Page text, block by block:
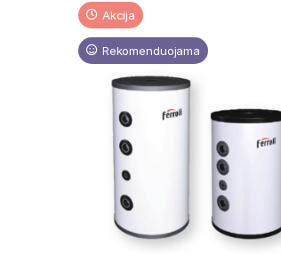
Akcija
Rekomenduojama